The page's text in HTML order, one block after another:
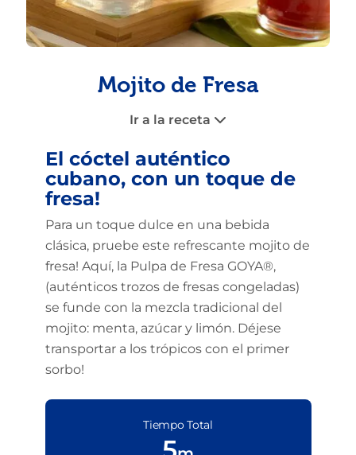
Mojito de Fresa
Ir a la receta
El cóctel auténtico
cubano, con un toque de
fresa!
Para un toque dulce en una bebida
clásica, pruebe este refrescante mojito de
fresa! Aquí, la Pulpa de Fresa GOYA®,
(auténticos trozos de fresas congeladas)
se funde con la mezcla tradicional del
mojito: menta, azúcar y limón. Déjese
transportar a los trópicos con el primer
sorbo!
Tiempo Total